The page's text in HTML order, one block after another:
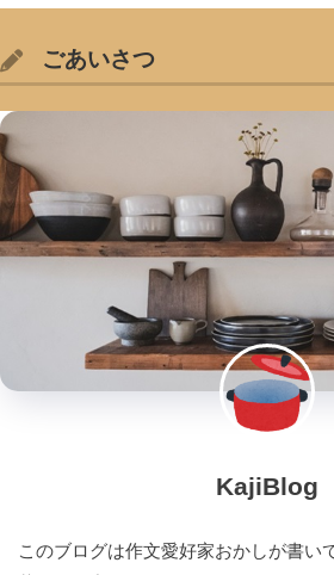
ごあいさつ
KajiBlog
このブログは作文愛好家おかしが書い